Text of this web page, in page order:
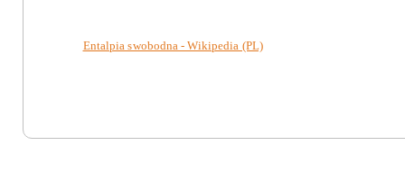
Entalpia swobodna - Wikipedia (PL)